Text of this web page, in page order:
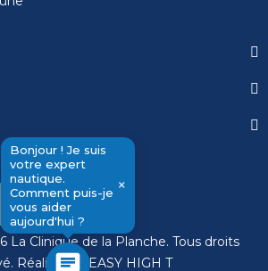
Bonjour ! Je suis
votre expert
nautique.
Comment puis-je
vous aider
aujourd'hui ?
×
chat
La Clinique de la Planche. Tous droits
Réalisation EASY HIGH T